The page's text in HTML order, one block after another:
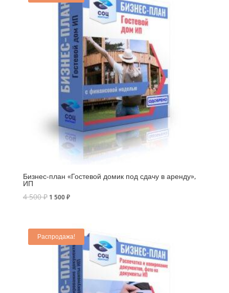
Бизнес-план «Гостевой домик под сдачу в аренду»,
ИП
4 500₽ 1 500₽
Распродажа!